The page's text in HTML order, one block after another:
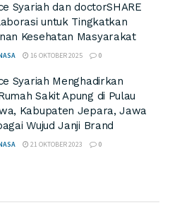
Syariah dan doctorSHARE
untuk Tingkatkan
Kesehatan Masyarakat
16 OKTOBER 2025 0
Syariah Menghadirkan
Sakit Apung di Pulau
Kabupaten Jepara, Jawa
Wujud Janji Brand
21 OKTOBER 2023 0